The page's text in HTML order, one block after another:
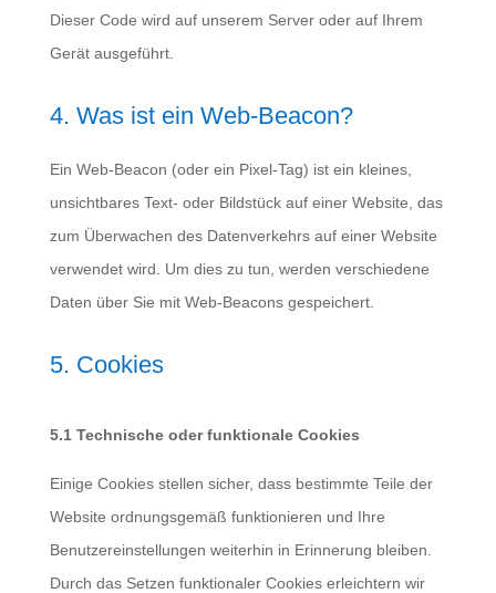
Dieser Code wird auf unserem Server oder auf Ihrem
Gerät ausgeführt.
4. Was ist ein Web-Beacon?
Ein Web-Beacon (oder ein Pixel-Tag) ist ein kleines,
unsichtbares Text- oder Bildstück auf einer Website, das
zum Überwachen des Datenverkehrs auf einer Website
verwendet wird. Um dies zu tun, werden verschiedene
Daten über Sie mit Web-Beacons gespeichert.
5. Cookies
5.1 Technische oder funktionale Cookies
Einige Cookies stellen sicher, dass bestimmte Teile der
Website ordnungsgemäß funktionieren und Ihre
Benutzereinstellungen weiterhin in Erinnerung bleiben.
Durch das Setzen funktionaler Cookies erleichtern wir